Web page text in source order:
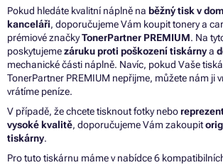
Pokud hledáte kvalitní náplně na běžný tisk v
kanceláři, doporučujeme Vám koupit tonery a
prémiové značkyTonerPartner PREMIUM. Na
poskytujemezáruku proti poškození tiskárnya
mechanické části náplně. Navíc, pokud Vaše
TonerPartner PREMIUM nepřijme, můžete nám ji
vrátíme peníze.
V případě, že chcete tisknout fotky nebo
vysoké kvalitě, doporučujeme Vám zakoupit
tiskárny.
Pro tuto tiskárnu máme v nabídce 6